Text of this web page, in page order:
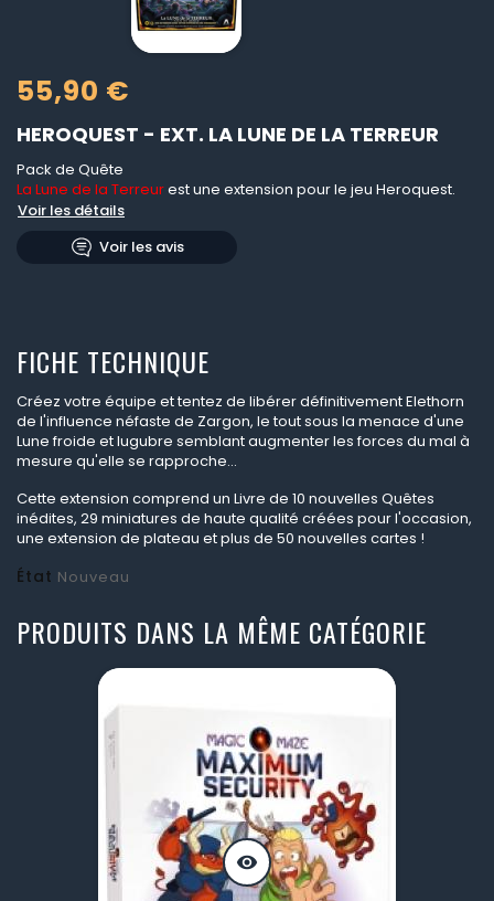
55,90 €
HEROQUEST - EXT. LA LUNE DE LA TERREUR
Pack de Quête
La Lune de la Terreurest une extension pour le jeu Heroquest.
Voir les détails
Voir les avis
FICHE TECHNIQUE
Créez votre équipe et tentez de libérer définitivement Elethorn
de l'influence néfaste de Zargon, le tout sous la menace d'une
Lune froide et lugubre semblant augmenter les forces du mal à
mesure qu'elle se rapproche...
Cette extension comprend un Livre de 10 nouvelles Quêtes
inédites, 29 miniatures de haute qualité créées pour l'occasion,
une extension de plateau et plus de 50 nouvelles cartes !
État Nouveau
PRODUITS DANS LA MÊME CATÉGORIE
visibility